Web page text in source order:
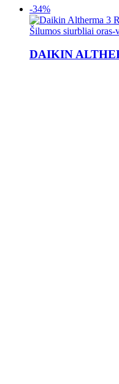
-34%
Šilumos siurbliai oras-
DAIKIN